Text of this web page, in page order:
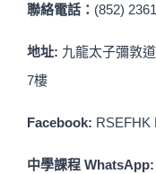
聯絡電話： (852)
地址: 九龍太子彌敦
7樓
Facebook: RSEFHK
中學課程 WhatsApp: